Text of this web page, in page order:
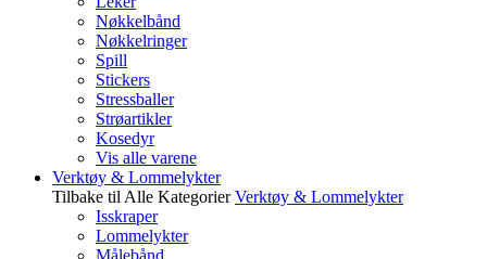
Nøkkelbånd
Nøkkelringer
Spill
Stickers
Stressballer
Strøartikler
Kosedyr
Vis alle varene
Verktøy & Lommelykter
Tilbake til Alle Kategorier Verktøy & Lommelykter
Isskraper
Lommelykter
Målebånd